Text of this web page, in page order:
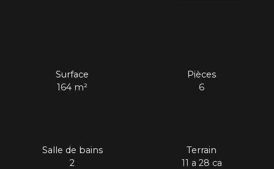
Surface
164 m²
Pièces
6
Salle de bains
2
Terrain
11 a 28 ca